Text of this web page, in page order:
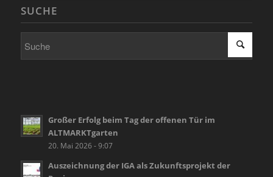
SUCHE
Großer Erfolg beim Tag der offenen Tür im
ALTMARKTgarten
20. Mai 2026 - 9:07
Auszeichnung der IGA als Zukunftsprojekt der